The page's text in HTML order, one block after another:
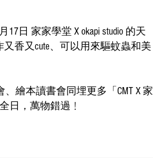
日 家家學堂 X okapi studio 的天
香又cute、可以用來驅蚊蟲和美
繪本讀書會同埋更多「CMT X 家
日，萬物錯過﹗